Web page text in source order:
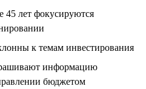
45 лет фокусируются
к темам инвестирования
информацию
бюджетом